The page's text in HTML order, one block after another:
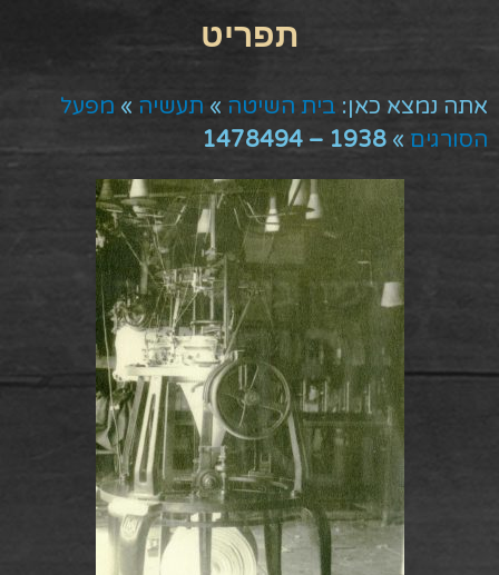
אתה נמצא כאן: בית השיטה » תעשיה » מפעל
הסורגים »
1938 – 1478494